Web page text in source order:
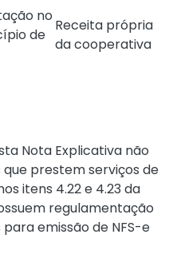
no
de
Receita própria
da cooperativa
Nota Explicativa não
prestem serviços de
itens 4.22 e 4.23 da
regulamentação
emissão de NFS-e